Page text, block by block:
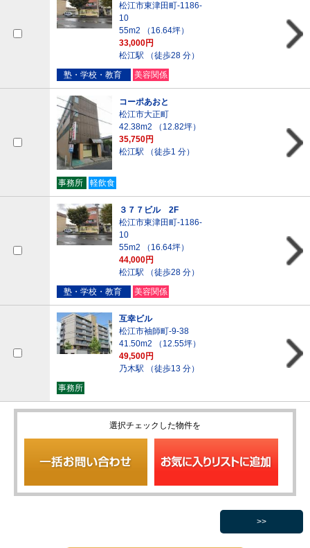
松江市東津田町-1186-
10
55m2 （16.64坪）
33,000円
松江駅 （徒歩28 分）
塾・学校・教育
美容関係
コーポあおと
松江市大正町
42.38m2 （12.82坪）
35,750円
松江駅 （徒歩1 分）
事務所 軽飲食
３７７ビル 2F
松江市東津田町-1186-
10
55m2 （16.64坪）
44,000円
松江駅 （徒歩28 分）
塾・学校・教育
美容関係
互幸ビル
松江市袖師町-9-38
41.50m2 （12.55坪）
49,500円
乃木駅 （徒歩13 分）
事務所
選択チェックした物件を
>>